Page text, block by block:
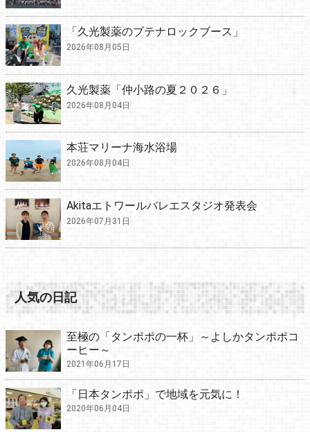
「久光製薬のブテナロックブース」
2026年08月05日
久光製薬「仲小路の夏２０２６」
2026年08月04日
本荘マリーナ海水浴場
2026年08月04日
Akitaエトワールバレエスタジオ発表会
2026年07月31日
人気の日記
至極の「タンポポの一杯」～よしかタンポポコ
ーヒー～
2021年06月17日
「日本タンポポ」で地域を元気に！
2020年06月04日